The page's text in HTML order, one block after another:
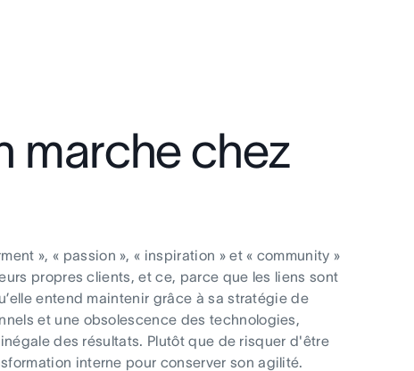
marche chez
», « passion », « inspiration » et « community »
propres clients, et ce, parce que les liens sont
entend maintenir grâce à sa stratégie de
et une obsolescence des technologies,
des résultats. Plutôt que de risquer d'être
interne pour conserver son agilité.